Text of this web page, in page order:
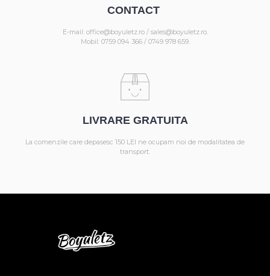
CONTACT
E-mail: office@boyuletz.ro / sales@boyuletz.ro.
Mobil: 0759 094 366 / 0749 978 659.
LIVRARE GRATUITA
La comenzile care depasesc 150 LEI ne ocupam noi de modalitatea de
transport.